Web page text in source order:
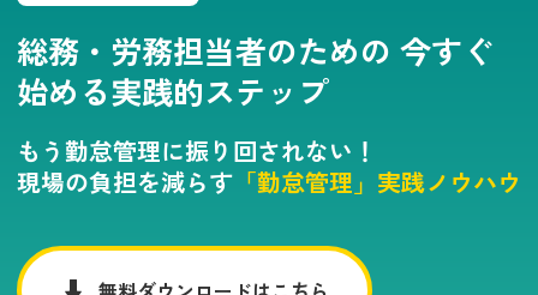
総務・労務担当者のための 今すぐ
始める実践的ステップ
もう勤怠管理に振り回されない！
現場の負担を減らす 「勤怠管理」実践ノウハウ